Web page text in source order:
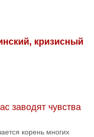
кризисный
заводят чувства
корень многих